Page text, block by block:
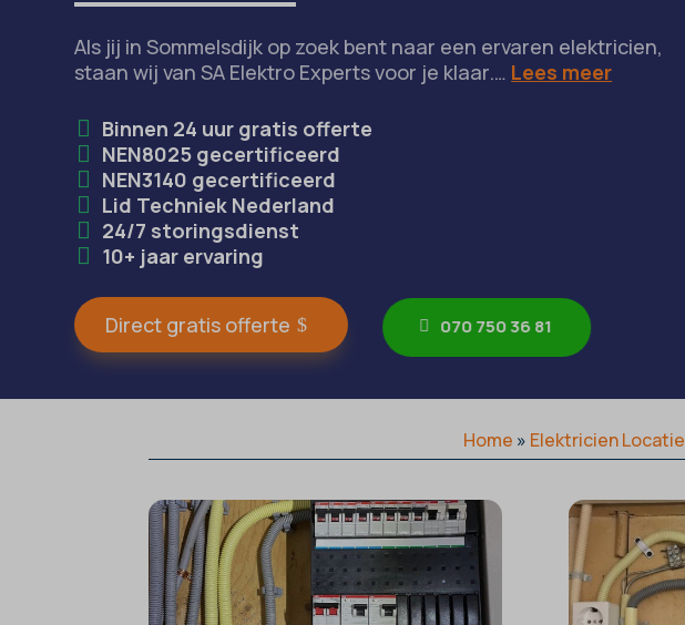
Als jij in Sommelsdijk op zoek bent naar een ervaren elektricien,
staan wij van SA Elektro Experts voor je klaar.… Lees meer
Binnen 24 uur gratis offerte
NEN8025 gecertificeerd
NEN3140 gecertificeerd
Lid Techniek Nederland
24/7 storingsdienst
10+ jaar ervaring
Direct gratis offerte 070 750 36 81
Home » Elektricien Locatie